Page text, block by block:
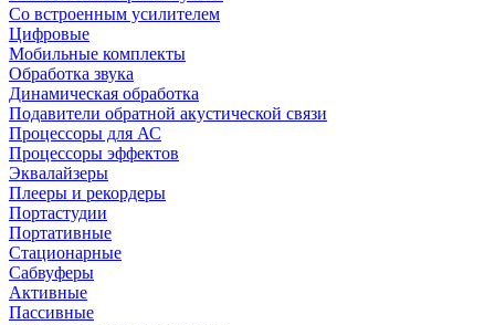
Со встроенным усилителем
Цифровые
Мобильные комплекты
Обработка звука
Динамическая обработка
Подавители обратной акустической связи
Процессоры для АС
Процессоры эффектов
Эквалайзеры
Плееры и рекордеры
Портастудии
Портативные
Стационарные
Сабвуферы
Активные
Пассивные